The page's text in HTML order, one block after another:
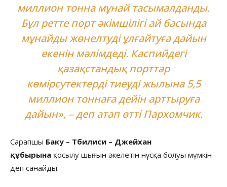
миллион тонна мұнай тасымалданды.
Бұл ретте порт әкімшілігі ай басында
мұнайды жөнелтуді ұлғайтуға дайын
екенін мәлімдеді. Каспийдегі
қазақстандық порттар
көмірсутектерді тиеуді жылына 5,5
миллион тоннаға дейін арттыруға
дайын», – деп атап өтті Пархомчик.
Сарапшы Баку – Тбилиси – Джейхан
құбырына қосылу шығын әкелетін нұсқа болуы мүмкін
деп санайды.